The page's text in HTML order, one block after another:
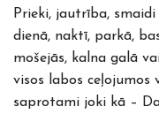
Prieki, jautrība,
dienā, naktī, parkā,
mošejās, kalna galā
visos labos ceļojumos
saprotami joki kā –